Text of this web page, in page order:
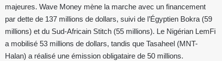
majeures. Wave Money mène la marche avec un financement
par dette de 137 millions de dollars, suivi de l’Égyptien Bokra (59
millions) et du Sud-Africain Stitch (55 millions). Le Nigérian LemFi
a mobilisé 53 millions de dollars, tandis que Tasaheel (MNT-
Halan) a réalisé une émission obligataire de 50 millions.